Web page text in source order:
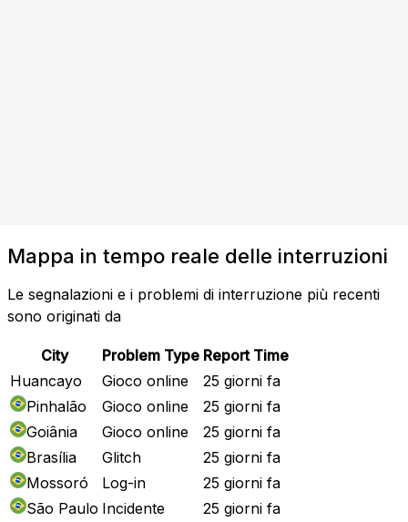
Mappa in tempo reale delle interruzioni
Le segnalazioni e i problemi di interruzione più recenti
sono originati da
City Problem Type Report Time
Huancayo
Gioco online
25 giorni fa
Pinhalão
Gioco online
25 giorni fa
Goiânia
Gioco online
25 giorni fa
Brasília
Glitch
25 giorni fa
Mossoró
Log-in
25 giorni fa
São Paulo Incidente
25 giorni fa